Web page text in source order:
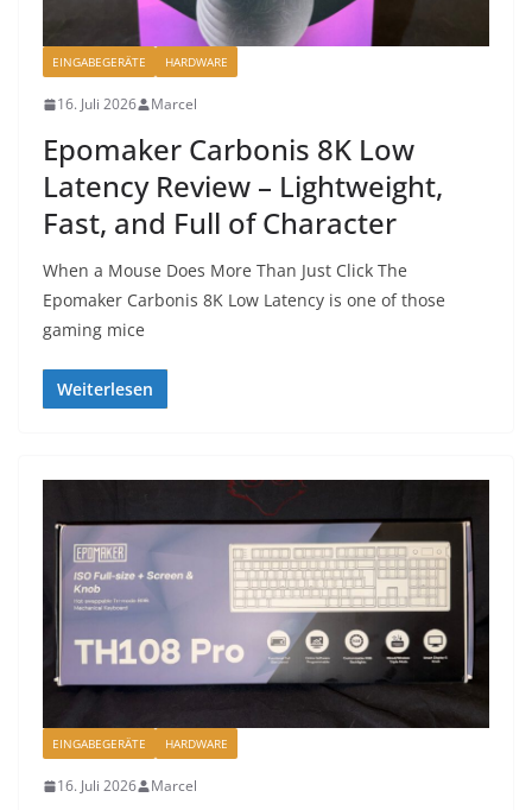
EINGABEGERÄTE HARDWARE
16. Juli 2026 Marcel
Epomaker Carbonis 8K Low
Latency Review – Lightweight,
Fast, and Full of Character
When a Mouse Does More Than Just Click The
Epomaker Carbonis 8K Low Latency is one of those
gaming mice
Weiterlesen
EINGABEGERÄTE HARDWARE
16. Juli 2026 Marcel